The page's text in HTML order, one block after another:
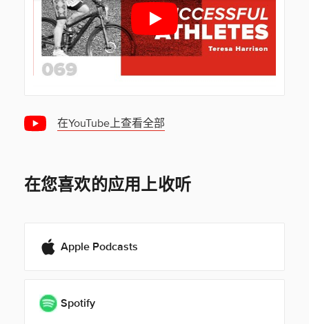
在YouTube上查看全部
在您喜欢的应用上收听
Apple Podcasts
Spotify